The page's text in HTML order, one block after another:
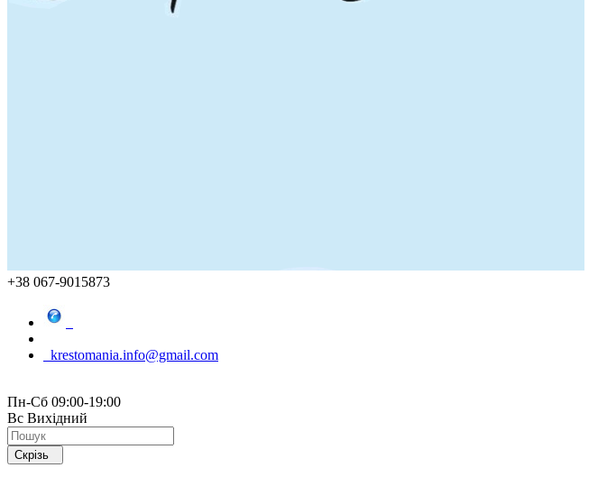
+38 067-9015873
krestomania.info@gmail.com
Пн-Сб 09:00-19:00
Вс Вихідний
Скрізь